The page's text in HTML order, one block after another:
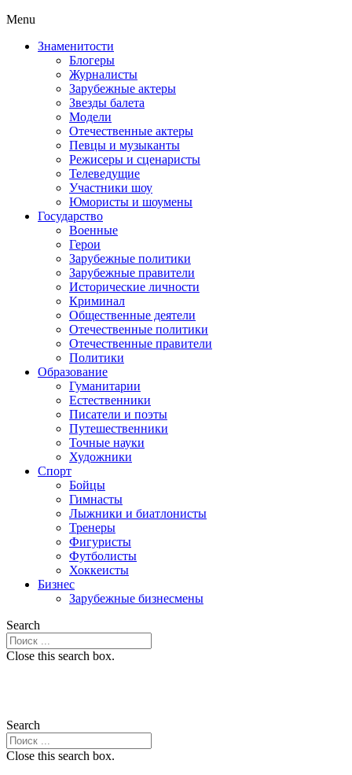
Menu
Знаменитости
Блогеры
Журналисты
Зарубежные актеры
Звезды балета
Модели
Отечественные актеры
Певцы и музыканты
Режисеры и сценаристы
Телеведущие
Участники шоу
Юмористы и шоумены
Государство
Военные
Герои
Зарубежные политики
Зарубежные правители
Исторические личности
Криминал
Общественные деятели
Отечественные политики
Отечественные правители
Политики
Образование
Гуманитарии
Естественники
Писатели и поэты
Путешественники
Точные науки
Художники
Спорт
Бойцы
Гимнасты
Лыжники и биатлонисты
Тренеры
Фигуристы
Футболисты
Хоккеисты
Бизнес
Зарубежные бизнесмены
Search
Close this search box.
Search
Close this search box.